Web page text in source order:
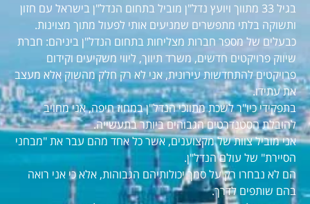
בגיל 33 מתווך ויועץ נדל"ן מוביל בתחום הנדל"ן בישראל עם חזון
ותשוקה בלתי מתפשרים שמניעים אותי לפעול מתוך מצוינות.
כבעלים של מספר חברות מצליחות בתחום הנדל"ן ביניהם: חברת
שיווק פרויקטים חדשים, משרד תיווך, ליווי משקיעים וקידום
פרויקטים להתחדשות עירונית, אני לא רק חלק מהשוק אלא מעצב
את עתידו.
בתפקידי כיו"ר לשכת מתווכי הנדל"ן במחוז חיפה, אני מחויב
להובלת הסטנדרטים הגבוהים ביותר בתעשייה.
אני מוביל צוות של מקצוענים, אשר כל אחד מהם עבר את "מבחני
הסיירת" של עולם הנדל"ן.
הם לא נבחרו רק על סמך יכולותיהם הגבוהות, אלא כי אני רואה
בהם שותפים לדרך.